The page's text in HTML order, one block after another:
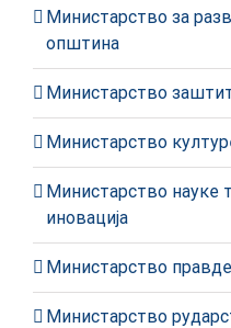
Министарство за
општина
Министарство
Министарство
Министарство науке
иновација
Министарство правде
Министарство